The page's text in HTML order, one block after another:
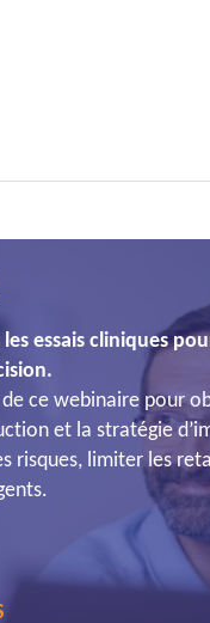
essais cliniques
ce webinaire pour
et la stratégie
risques, limiter les